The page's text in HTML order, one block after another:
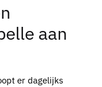
aan
er dagelijks